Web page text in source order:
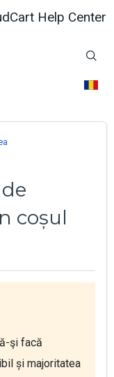
Help Center
coșul
şi facă
și majoritatea